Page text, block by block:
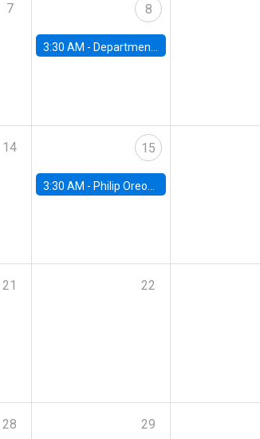
7 8
3:30 AM - Department Seminar: James Robinson
14 15
3:30 AM - Philip Oreopolous, University of Toronto
21 22
28 29